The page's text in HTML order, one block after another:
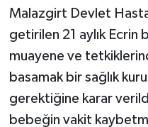
Malazgirt Devlet
getirilen 21 aylık Ecrin
muayene ve
basamak bir sağlık
gerektiğine karar
bebeğin vakit